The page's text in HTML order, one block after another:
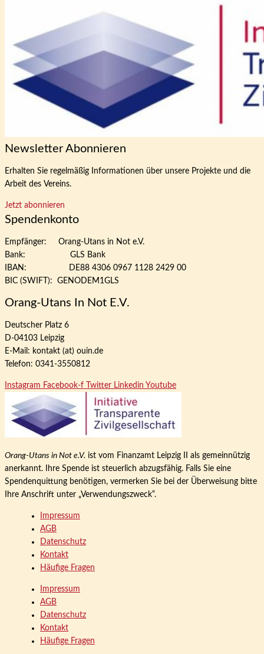
Newsletter Abonnieren
Erhalten Sie regelmäßig Informationen über unsere Projekte und die
Arbeit des Vereins.
Jetzt abonnieren
Spendenkonto
Empfänger: Orang-Utans in Not e.V.
Bank: GLS Bank
IBAN: DE88 4306 0967 1128 2429 00
BIC (SWIFT): GENODEM1GLS
Orang-Utans In Not E.V.
Deutscher Platz 6
D-04103 Leipzig
E-Mail: kontakt (at) ouin.de
Telefon: 0341-3550812
Instagram Facebook-f Twitter Linkedin Youtube
Orang-Utans in Not e.V. ist vom Finanzamt Leipzig II als gemeinnützig
anerkannt. Ihre Spende ist steuerlich abzugsfähig. Falls Sie eine
Spendenquittung benötigen, vermerken Sie bei der Überweisung bitte
Ihre Anschrift unter „Verwendungszweck“.
Impressum
AGB
Datenschutz
Kontakt
Häufige Fragen
Impressum
AGB
Datenschutz
Kontakt
Häufige Fragen